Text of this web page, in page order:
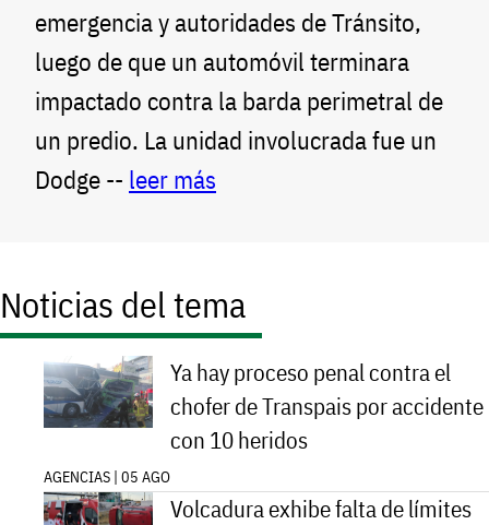
emergencia y autoridades de Tránsito,
luego de que un automóvil terminara
impactado contra la barda perimetral de
un predio. La unidad involucrada fue un
Dodge -- leer más
Noticias del tema
Ya hay proceso penal contra el
chofer de Transpais por accidente
con 10 heridos
AGENCIAS | 05 AGO
Volcadura exhibe falta de límites